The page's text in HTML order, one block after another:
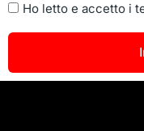
Ho letto e accetto i